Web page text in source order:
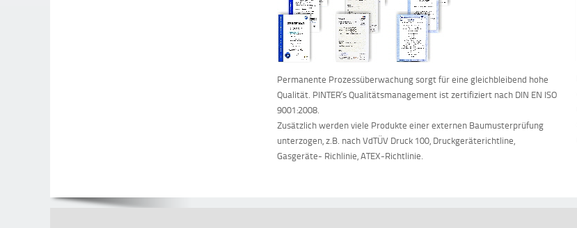
Permanente Prozessüberwachung sorgt für eine gleichbleibend hohe
Qualität. PINTER‘s Qualitätsmanagement ist zertifiziert nach DIN EN ISO
9001:2008.
Zusätzlich werden viele Produkte einer externen Baumusterprüfung
unterzogen, z.B. nach VdTÜV Druck 100, Druckgeräterichtline,
Gasgeräte- Richlinie, ATEX-Richtlinie.